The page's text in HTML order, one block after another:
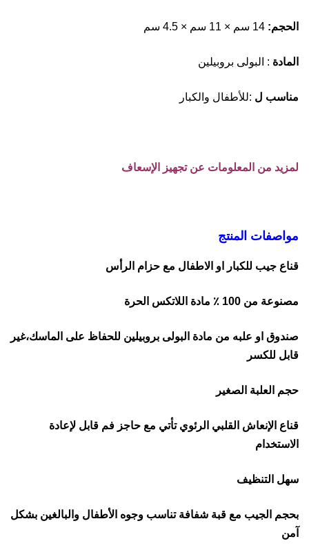
الحجم:
المادة : البولى بروبيلين
مناسب ل :للأطفال والكبار
لمزيد من المعلومات عن تجهيز الإسعاف
مواصفات المنتج
قناع جيب للكبار او الاطفال مع حزام الرأس
مصنوعة من 100 ٪ مادة اللاتكس الحرة
صندوق او علبه من مادة البولى بروبيلين للحفاظ على الماسك،غير
قابل للكسر
حجم العلبة الصغير
قناع الإنعاش القلبي الرئوي تأتي مع حاجز فم قابل لإعادة
الاستخدام
سهل التنظيف
بحجم الجيب مع قبة شفافة تناسب وجوه الأطفال والبالغين بشكل
آمن